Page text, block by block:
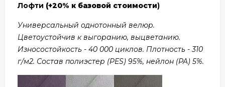
Лофти (+20% к базовой стоимости)
Универсальный однотонный велюр.
Цветоустойчив к выгоранию, выцветанию.
Износостойкость - 40 000 циклов. Плотность - 310
г/м2. Состав полиэстер (PES) 95%, нейлон (PA) 5%.